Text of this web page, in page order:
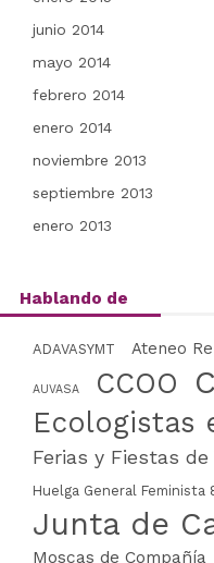
junio 2014
mayo 2014
febrero 2014
enero 2014
noviembre 2013
septiembre 2013
enero 2013
Hablando de
ADAVASYMT Ateneo
AUVASA CCOO
Ecologistas
Ferias y Fiestas
Huelga General Feminista
Junta de
Moscas de Compañía